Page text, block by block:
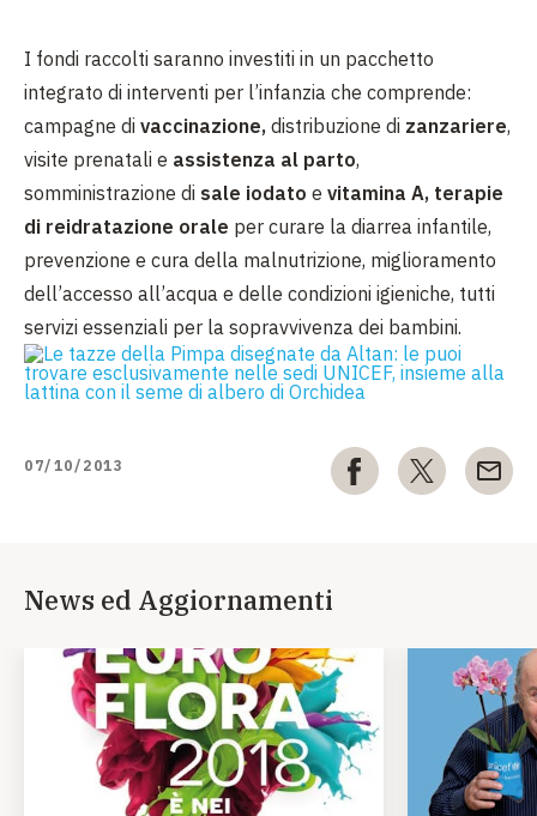
I fondi raccolti saranno investiti in un pacchetto
integrato di interventi per l’infanzia che comprende:
campagne di vaccinazione, distribuzione di zanzariere,
visite prenatali e assistenza al parto,
somministrazione di sale iodato e vitamina A, terapie
di reidratazione orale per curare la diarrea infantile,
prevenzione e cura della malnutrizione, miglioramento
dell’accesso all’acqua e delle condizioni igieniche, tutti
servizi essenziali per la sopravvivenza dei bambini.
07/10/2013
News ed Aggiornamenti